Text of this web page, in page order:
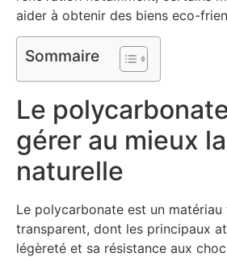
aider à obtenir des biens eco-
Sommaire
Le
gérer au mieux
naturelle
Le polycarbonate est un
transparent, dont les principaux
légèreté et sa résistance aux